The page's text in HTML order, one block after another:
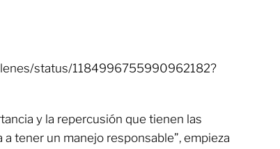
status/1184996755990962182?
y la repercusión que tienen las
tener un manejo responsable”, empieza